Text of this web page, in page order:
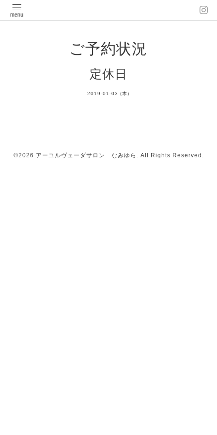
ご予約状況
定休日
2019-01-03 (木)
©2026 アーユルヴェーダサロン なみゆら . All Rights Reserved.